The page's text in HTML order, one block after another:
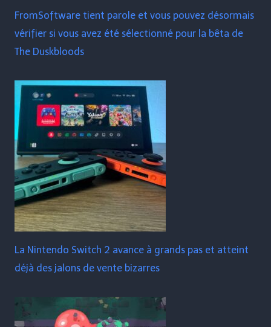
FromSoftware tient parole et vous pouvez désormais
vérifier si vous avez été sélectionné pour la bêta de
The Duskbloods
La Nintendo Switch 2 avance à grands pas et atteint
déjà des jalons de vente bizarres